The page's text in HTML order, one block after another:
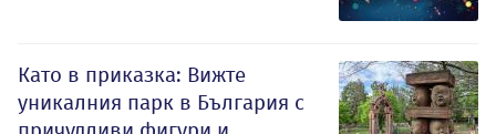
Като в приказка: Вижте
уникалния парк в България с